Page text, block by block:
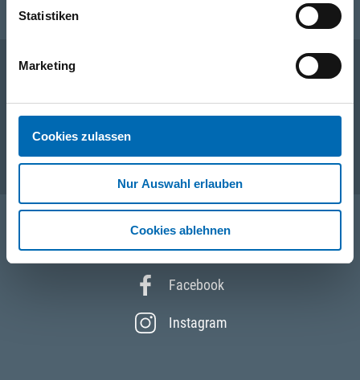
Statistiken
Marketing
Cookies zulassen
Nur Auswahl erlauben
Cookies ablehnen
Unternehmen
Service
Folgen Sie uns
Facebook
Instagram